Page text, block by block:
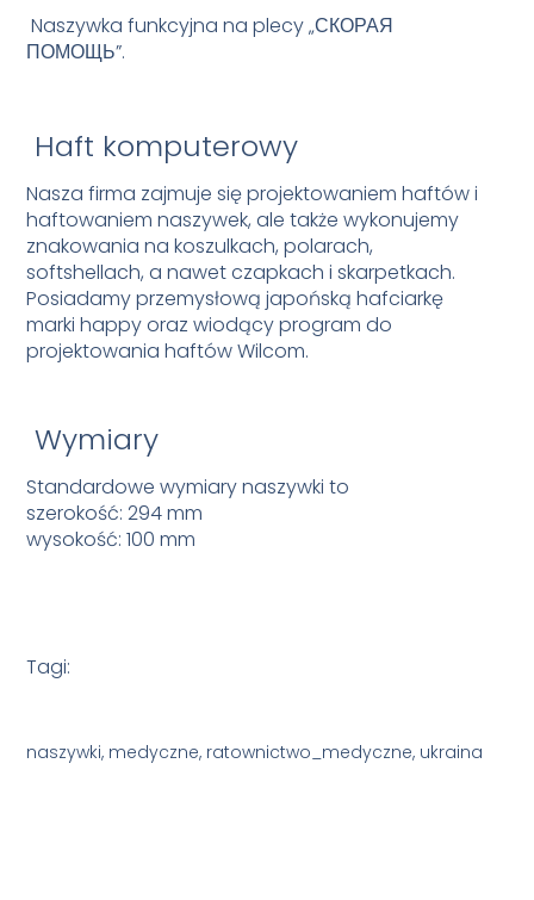
Naszywka funkcyjna na plecy „СКОРАЯ
ПОМОЩЬ”.
Haft komputerowy
Nasza firma zajmuje się projektowaniem haftów i
haftowaniem naszywek, ale także wykonujemy
znakowania na koszulkach, polarach,
softshellach, a nawet czapkach i skarpetkach.
Posiadamy przemysłową japońską hafciarkę
marki happy oraz wiodący program do
projektowania haftów Wilcom.
Wymiary
Standardowe wymiary naszywki to
szerokość: 294 mm
wysokość: 100 mm
Tagi:
naszywki, medyczne, ratownictwo_medyczne, ukraina